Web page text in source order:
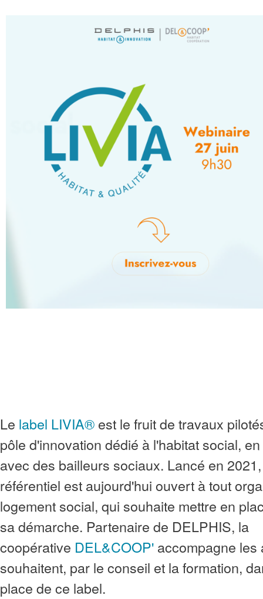
Le label LIVIA® est le fruit de travaux
pôle d'innovation dédié à l'habitat social,
avec des bailleurs sociaux. Lancé en
référentiel est aujourd'hui ouvert à tout
logement social, qui souhaite mettre en
sa démarche. Partenaire de DELPHIS, la
coopérative DEL&COOP' accompagne les
souhaitent, par le conseil et la formation,
place de ce label.